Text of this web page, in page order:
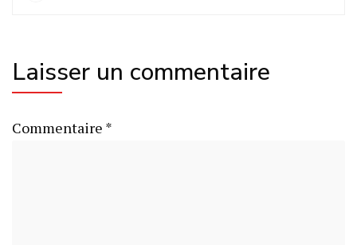
Laisser un commentaire
Commentaire *